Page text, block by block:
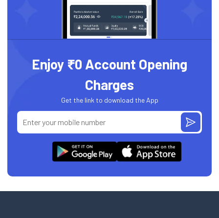
Enjoy ₹0 Account Opening
Charges
Get the link to download the App